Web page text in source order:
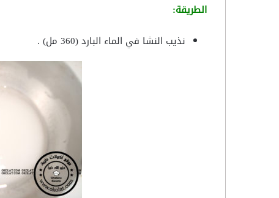
الطريقة:
نذيب النشا في الماء البارد (360 مل) .